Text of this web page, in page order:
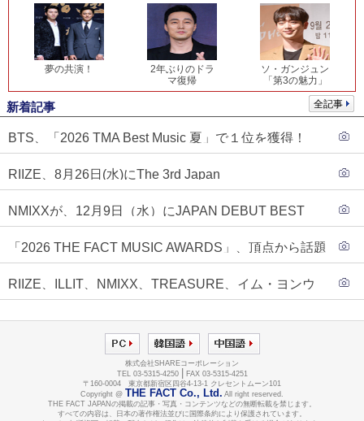
夢の共演！
2年ぶりのドラ
マ復帰
ソ・ガンジュン
「第3の魅力」
全記事
新着記事
BTS、「2026 TMA Best Music 夏」で１位を獲得！
RIIZE、8月26日(水)にThe 3rd Japan
NMIXXが、12月9日（水）にJAPAN DEBUT BEST
もスタート！！
「2026 THE FACT MUSIC AWARDS」、頂点から話題
RIIZE、ILLIT、NMIXX、TREASURE、イム・ヨンウ
インナップに合流！
株式会社SHAREコーポレーション
TEL 03-5315-4250
FAX 03-5315-4251
〒160-0004 東京都新宿区四谷4-13-1 クレセントムーン101
Copyright @ THE FACT Co., Ltd. All right reserved.
THE FACT JAPANの掲載の記事・写真・コンテンツなどの無断転載を禁じます。
すべての内容は、日本の著作権法並びに国際条約により保護されています。